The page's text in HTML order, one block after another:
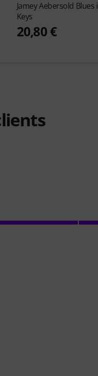
Jamey Aebersold Blues
Keys
20,80 €